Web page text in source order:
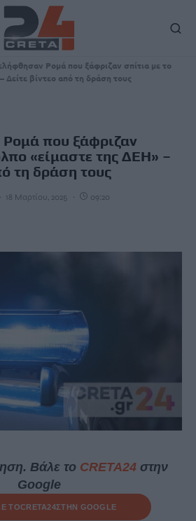
Ρομά που ξάφριζαν σπίτια με το
Δείτε βίντεο από τη δράση τους
που ξάφριζαν
«είμαστε της ΔΕΗ» –
τη δράση τους
18 Μαρτίου, 2025 09:20
Βάλε το CRETA24στην
Google
ΤΟCRETA24ΣΤΗΝ GOOGLE